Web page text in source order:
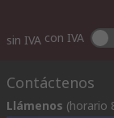
sin IVA con IVA
Contáctenos
Llámenos (horario